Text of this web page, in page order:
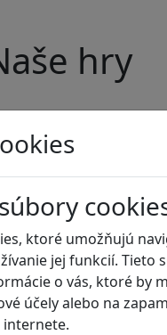
ktoré umožňujú
jej funkcií. Tieto
o vás, ktoré by
účely alebo na
internete.
hry